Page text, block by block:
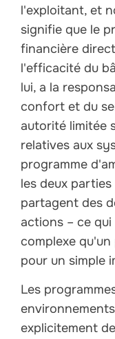
l'exploitant, et
signifie que le
financière
l'efficacité du
lui, a la
confort et du
autorité limitée
relatives aux
programme
les deux
partagent des
actions – ce
complexe
pour un simple
Les
explicitement